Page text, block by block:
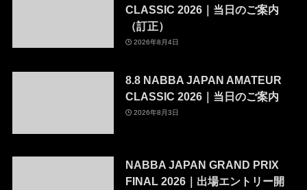
CLASSIC 2026｜当日のご案内
（訂正）
2026年8月4日
8.8 NABBA JAPAN AMATEUR
CLASSIC 2026｜当日のご案内
2026年8月3日
NABBA JAPAN GRAND PRIX
FINAL 2026｜出場エントリー開